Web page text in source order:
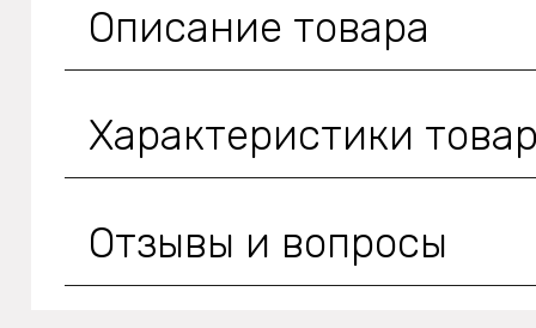
Описание товара
Характеристики
Отзывы и вопросы